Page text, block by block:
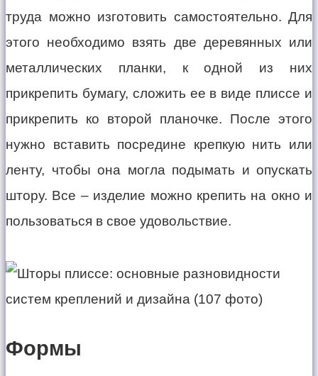
труда можно изготовить самостоятельно. Для
этого необходимо взять две деревянных или
металлических планки, к одной из них
прикрепить бумагу, сложить ее в виде плиссе и
прикрепить ко второй планочке. После этого
нужно вставить посредине крепкую нить или
ленту, чтобы она могла подымать и опускать
штору. Все – изделие можно крепить на окно и
пользоваться в свое удовольствие.
Формы